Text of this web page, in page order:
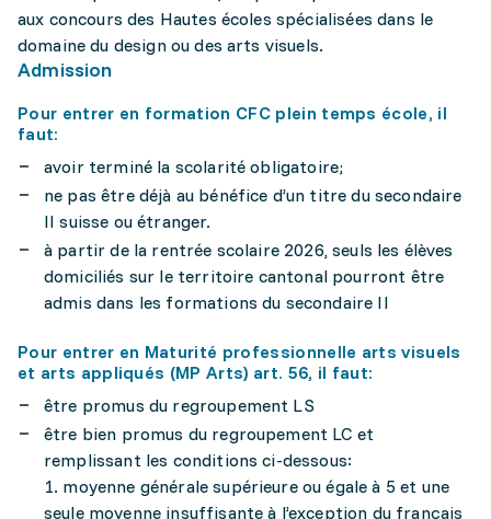
aux concours des Hautes écoles spécialisées dans le
domaine du design ou des arts visuels.
Admission
Pour entrer en formation CFC plein temps école, il
faut:
avoir terminé la scolarité obligatoire;
ne pas être déjà au bénéfice d’un titre du secondaire
II suisse ou étranger.
à partir de la rentrée scolaire 2026, seuls les élèves
domiciliés sur le territoire cantonal pourront être
admis dans les formations du secondaire II
Pour entrer en Maturité professionnelle arts visuels
et arts appliqués (MP Arts) art. 56, il faut:
être promus du regroupement LS
être bien promus du regroupement LC et
remplissant les conditions ci-dessous:
1. moyenne générale supérieure ou égale à 5 et une
seule moyenne insuffisante à l’exception du français